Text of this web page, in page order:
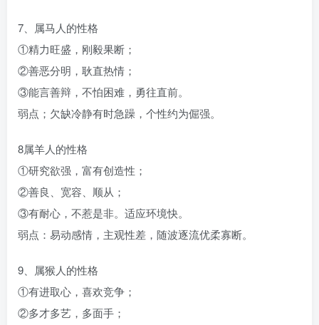
7、属马人的性格
①精力旺盛，刚毅果断；
②善恶分明，耿直热情；
③能言善辩，不怕困难，勇往直前。
弱点；欠缺冷静有时急躁，个性约为倔强。
8属羊人的性格
①研究欲强，富有创造性；
②善良、宽容、顺从；
③有耐心，不惹是非。适应环境快。
弱点：易动感情，主观性差，随波逐流优柔寡断。
9、属猴人的性格
①有进取心，喜欢竞争；
②多才多艺，多面手；